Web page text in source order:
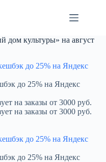
дом культуры» на август
до 25% на Яндекс
на заказы от 3000 руб.
на заказы от 3000 руб.
до 25% на Яндекс